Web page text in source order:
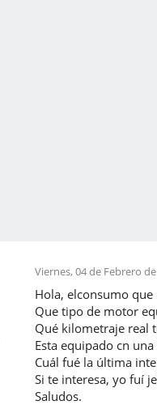
Viernes, 04 de Febrero
Hola, elconsumo
Que tipo de motor
Qué kilometraje real
Esta equipado cn
Cuál fué la última
Si te interesa, yo fuí
Saludos.